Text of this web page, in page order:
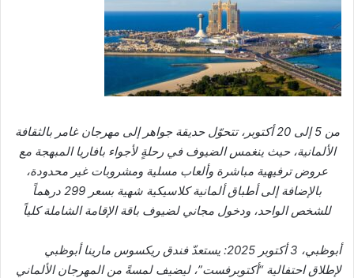
من 5 إلى 20 أكتوبر، تتحوّل حديقة جواهر إلى مهرجان غامر بالثقافة
الألمانية، حيث ينغمس الضيوف في رحلةٍ لأجواء بافاريا المبهجة مع
عروض ترفيهية مباشرة وألعاب مسلية ومشروبات غير محدودة،
بالإضافة إلى أطباق ألمانية كلاسيكية شهية بسعر 299 درهماً
للشخص الواحد، ودخول مجاني لضيوف باقة الإقامة الشاملة كلياً
أبوظبي، 3 أكتوبر 2025: يستعدّ فندق ريكسوس مارينا أبوظبي
لإطلاق احتفالية “أكتوبرفست”، ليضيف لمسةً من المهرجان الألماني